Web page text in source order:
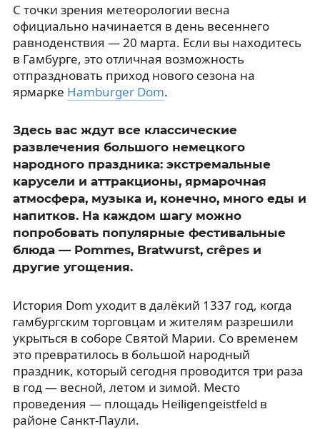
С точки зрения метеорологии весна
официально начинается в день весеннего
равноденствия — 20 марта. Если вы находитесь
в Гамбурге, это отличная возможность
отпраздновать приход нового сезона на
ярмарке Hamburger Dom.
Здесь вас ждут все классические
развлечения большого немецкого
народного праздника: экстремальные
карусели и аттракционы, ярмарочная
атмосфера, музыка и, конечно, много еды и
напитков. На каждом шагу можно
попробовать популярные фестивальные
блюда — Pommes, Bratwurst, crêpes и
другие угощения.
История Dom уходит в далёкий 1337 год, когда
гамбургским торговцам и жителям разрешили
укрыться в соборе Святой Марии. Со временем
это превратилось в большой народный
праздник, который сегодня проводится три раза
в год — весной, летом и зимой. Место
проведения — площадь Heiligengeistfeld в
районе Санкт-Паули.